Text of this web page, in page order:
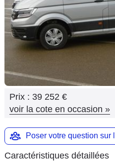
Auto
Services
Forum
Moto
Marques
Prix : 39 252 €
voir la cote en occasion »
Poser votre question sur
Caractéristiques détaillées